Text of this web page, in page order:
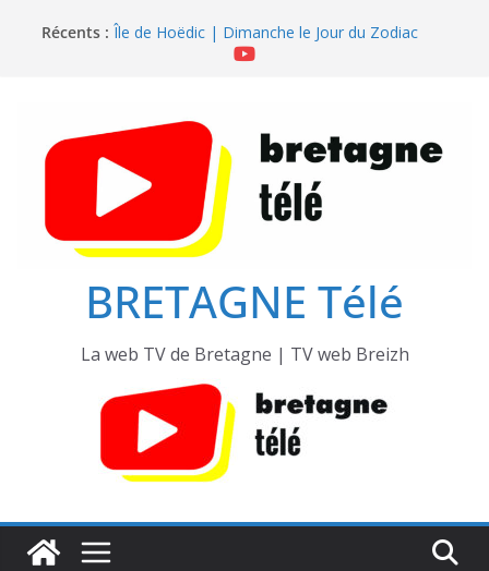
Récents : Île de Hoëdic | Dimanche le Jour du Zodiac
Île de Hoëdic | Le Beau Fort
Île de Hoëdic | Sensations Fortes en Open Skiff
BRETAGNE Télé
La web TV de Bretagne | TV web Breizh